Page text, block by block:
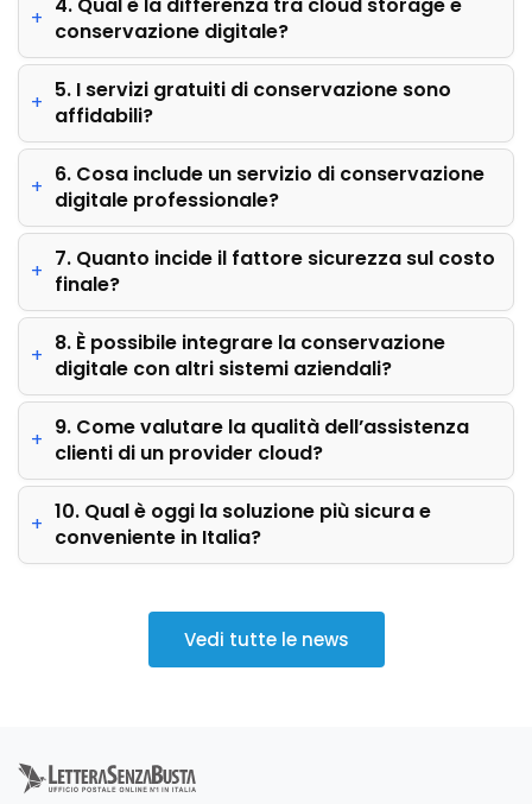
conservazione digitale?
5. I servizi gratuiti di conservazione sono
affidabili?
6. Cosa include un servizio di conservazione
digitale professionale?
7. Quanto incide il fattore sicurezza sul costo
finale?
8. È possibile integrare la conservazione
digitale con altri sistemi aziendali?
9. Come valutare la qualità dell’assistenza
clienti di un provider cloud?
10. Qual è oggi la soluzione più sicura e
conveniente in Italia?
Vedi tutte le news